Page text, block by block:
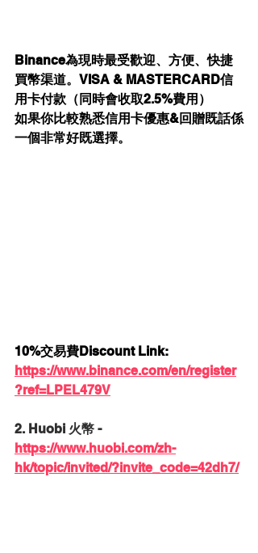
Binance為現時最受歡迎、方便、快捷
買幣渠道。VISA & MASTERCARD信
用卡付款（同時會收取2.5%費用）
如果你比較熟悉信用卡優惠&回贈既話係
一個非常好既選擇。
10%交易費Discount Link:
https://www.binance.com/en/register
?ref=LPEL479V
2. Huobi 火幣 -
https://www.huobi.com/zh-
hk/topic/invited/?invite_code=42dh7/